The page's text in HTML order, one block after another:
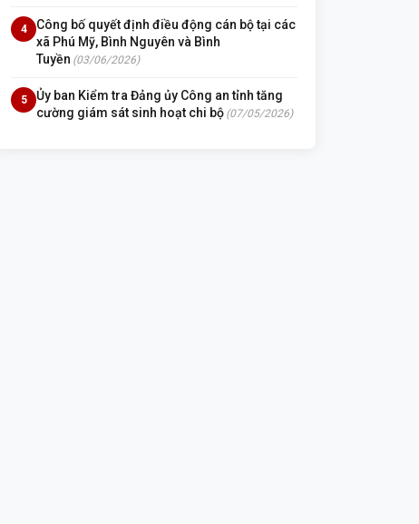
4
Công bố quyết định điều động cán bộ tại các
xã Phú Mỹ, Bình Nguyên và Bình
Tuyền (03/06/2026)
5
Ủy ban Kiểm tra Đảng ủy Công an tỉnh tăng
cường giám sát sinh hoạt chi bộ (07/05/2026)